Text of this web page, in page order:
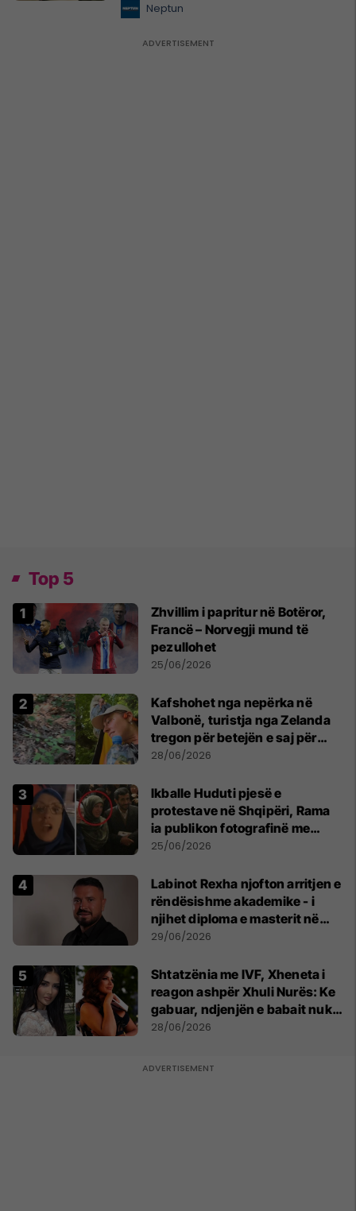
Neptun
Top 5
Zhvillim i papritur në Botëror,
Francë – Norvegji mund të
pezullohet
25/06/2026
Kafshohet nga nepërka në
Valbonë, turistja nga Zelanda
tregon për betejën e saj për
mbijetesë
28/06/2026
Ikballe Huduti pjesë e
protestave në Shqipëri, Rama
ia publikon fotografinë me
Ahmadinejadin e Iranit
25/06/2026
Labinot Rexha njofton arritjen e
rëndësishme akademike - i
njihet diploma e masterit në
Psikologji në Zvicër
29/06/2026
Shtatzënia me IVF, Xheneta i
reagon ashpër Xhuli Nurës: Ke
gabuar, ndjenjën e babait nuk
mund t'ia plotësosh kurrë
28/06/2026